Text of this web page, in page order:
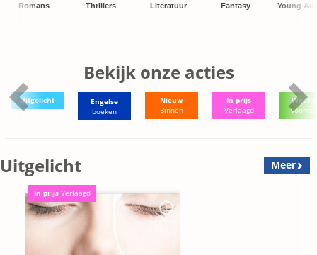
Romans Thrillers Literatuur Fantasy Young
Bekijk onze acties
Uitgelicht
Engelse
boeken
Nieuw
Binnen
In prijs
Verlaagd
Weer
Uitgelicht Meer
In prijs Verlaagd